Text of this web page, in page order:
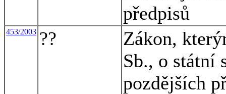
předpisů
453/2003 ??
Zákon,
Sb., o státní
pozdějších